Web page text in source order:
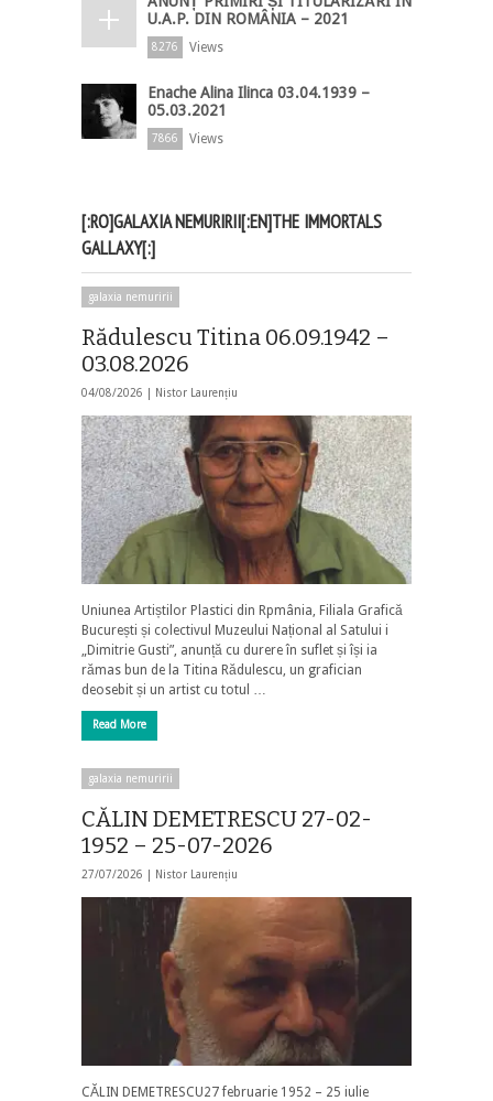
U.A.P. DIN ROMÂNIA – 2021
8276 Views
Enache Alina Ilinca 03.04.1939 –
05.03.2021
7866 Views
[:RO]GALAXIA NEMURIRII[:EN]THE IMMORTALS
GALLAXY[:]
galaxia nemuririi
Rădulescu Titina 06.09.1942 –
03.08.2026
04/08/2026 | Nistor Laurențiu
Uniunea Artiștilor Plastici din Rpmânia, Filiala Grafică
București și colectivul Muzeului Național al Satului i
„Dimitrie Gusti”, anunță cu durere în suflet și își ia
rămas bun de la Titina Rădulescu, un grafician
deosebit și un artist cu totul …
Read More
galaxia nemuririi
CĂLIN DEMETRESCU 27-02-
1952 – 25-07-2026
27/07/2026 | Nistor Laurențiu
CĂLIN DEMETRESCU27 februarie 1952 – 25 iulie